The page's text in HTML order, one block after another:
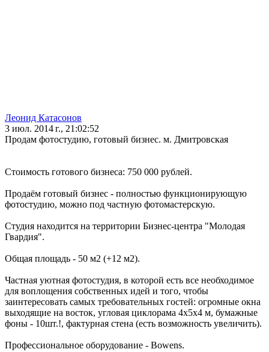
Леонид Катасонов
3 июл. 2014 г., 21:02:52
Продам фотостудию, готовый бизнес. м. Дмитровская
Стоимость готового бизнеса: 750 000 рублей.
Продаём готовый бизнес - полностью функционирующую
фотостудию, можно под частную фотомастерскую.
Студия находится на территории Бизнес-центра "Молодая
Гвардия".
Общая площадь - 50 м2 (+12 м2).
Частная уютная фотостудия, в которой есть все необходимое
для воплощения собственных идей и того, чтобы
заинтересовать самых требовательных гостей: огромные окна
выходящие на восток, угловая циклорама 4х5x4 м, бумажные
фоны - 10шт.!, фактурная стена (есть возможность увеличить).
Профессиональное оборудование - Bowens.